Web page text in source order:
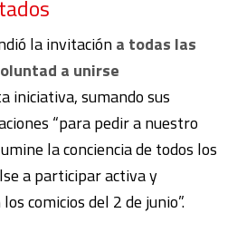
la invitacióna todas las
a unirse
iniciativa, sumando sus
“para pedir a nuestro
la conciencia de todos los
a participar activa y
comicios del 2 de junio”.